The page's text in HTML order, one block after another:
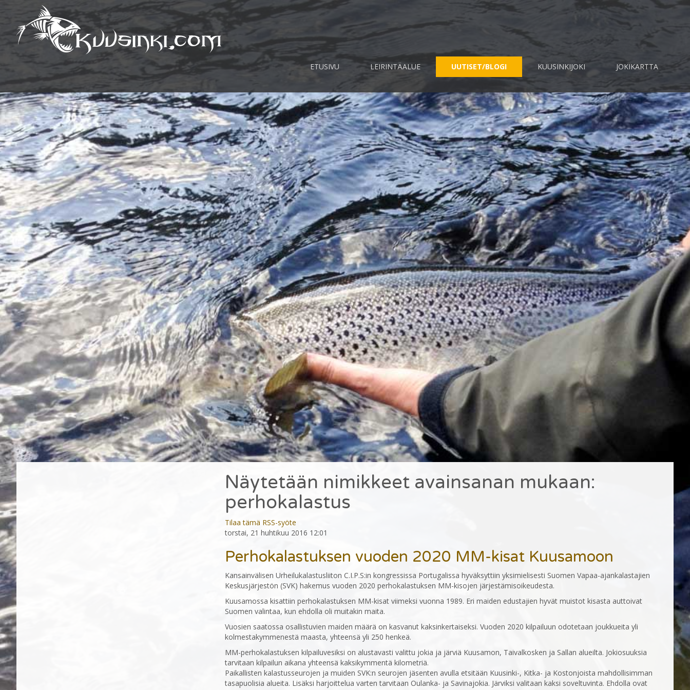
ETUSIVU LEIRINTÄALUE UUTISET/BLOGI KUUSINKIJOKI JOKIKARTTA
Näytetään nimikkeet avainsanan mukaan:
perhokalastus
Tilaa tämä RSS-syöte
torstai, 21 huhtikuu 2016 12:01
Perhokalastuksen vuoden 2020 MM-kisat Kuusamoon
Kansainvälisen Urheilukalastusliiton C.I.P.S:in kongressissa Portugalissa hyväksyttiin yksimielisesti Suomen Vapaa-ajankalastajien
Keskusjärjestön (SVK) hakemus vuoden 2020 perhokalastuksen MM-kisojen järjestämisoikeudesta.
Kuusamossa kisattiin perhokalastuksen MM-kisat viimeksi vuonna 1989. Eri maiden edustajien hyvät muistot kisasta auttoivat
Suomen valintaa, kun ehdolla oli muitakin maita.
Vuosien saatossa osallistuvien maiden määrä on kasvanut kaksinkertaiseksi. Vuoden 2020 kilpailuun odotetaan joukkueita yli
kolmestakymmenestä maasta, yhteensä yli 250 henkeä.
MM-perhokalastuksen kilpailuvesiksi on alustavasti valittu jokia ja järviä Kuusamon, Taivalkosken ja Sallan alueilta. Jokiosuuksia
tarvitaan kilpailun aikana yhteensä kaksikymmentä kilometriä.
Paikallisten kalastusseurojen ja muiden SVK:n seurojen jäsenten avulla etsitään Kuusinki-, Kitka- ja Kostonjoista mahdollisimman
tasapuolisia alueita. Lisäksi harjoittelua varten tarvitaan Oulanka- ja Savinajokia. Järviksi valitaan kaksi soveltuvinta. Ehdolla ovat